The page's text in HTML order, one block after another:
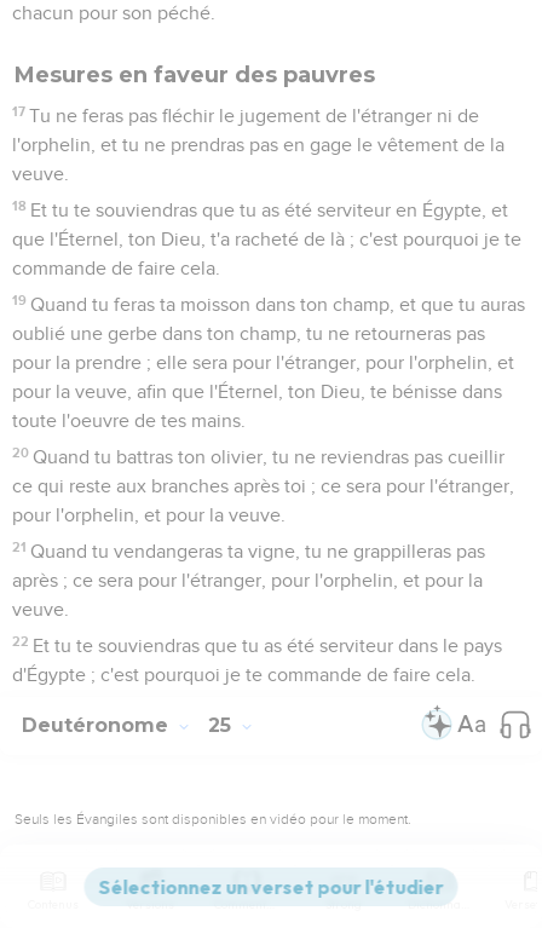
chacun pour son péché.
Mesures en faveur des pauvres
17 Tu ne feras pas fléchir le jugement de l'étranger ni de
l'orphelin, et tu ne prendras pas en gage le vêtement de la
veuve.
18 Et tu te souviendras que tu as été serviteur en Égypte, et
que l'Éternel, ton Dieu, t'a racheté de là ; c'est pourquoi je te
commande de faire cela.
19 Quand tu feras ta moisson dans ton champ, et que tu auras
oublié une gerbe dans ton champ, tu ne retourneras pas
pour la prendre ; elle sera pour l'étranger, pour l'orphelin, et
pour la veuve, afin que l'Éternel, ton Dieu, te bénisse dans
toute l'oeuvre de tes mains.
20 Quand tu battras ton olivier, tu ne reviendras pas cueillir
ce qui reste aux branches après toi ; ce sera pour l'étranger,
pour l'orphelin, et pour la veuve.
21 Quand tu vendangeras ta vigne, tu ne grappilleras pas
après ; ce sera pour l'étranger, pour l'orphelin, et pour la
veuve.
22 Et tu te souviendras que tu as été serviteur dans le pays
d'Égypte ; c'est pourquoi je te commande de faire cela.
Deutéronome 25
Seuls les Évangiles sont disponibles en vidéo pour le moment.
La manière de rendre la justice
Versions Commentaires Strong